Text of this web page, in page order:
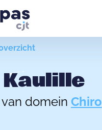
domein Chiro